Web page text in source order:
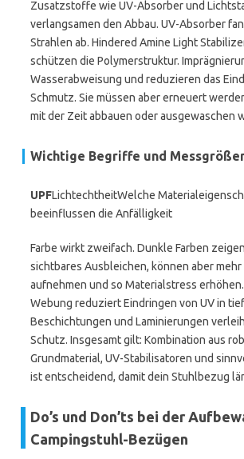
Zusatzstoffe wie UV-Absorber und
verlangsamen den Abbau. UV-Absorber
Strahlen ab. Hindered Amine Light
schützen die Polymerstruktur.
Wasserabweisung und reduzieren das
Schmutz. Sie müssen aber erneuert
mit der Zeit abbauen oder ausgewaschen
Wichtige Begriffe und
UPFLichtechtheitWelche
beeinflussen die Anfälligkeit
Farbe wirkt zweifach. Dunkle Farben
sichtbares Ausbleichen, können aber mehr
aufnehmen und so Materialstress
Webung reduziert Eindringen von UV in
Beschichtungen und Laminierungen
Schutz. Insgesamt gilt: Kombination aus
Grundmaterial, UV-Stabilisatoren und
ist entscheidend, damit dein Stuhlbezug
Do’s und Don’ts bei der
Campingstuhl-Bezügen